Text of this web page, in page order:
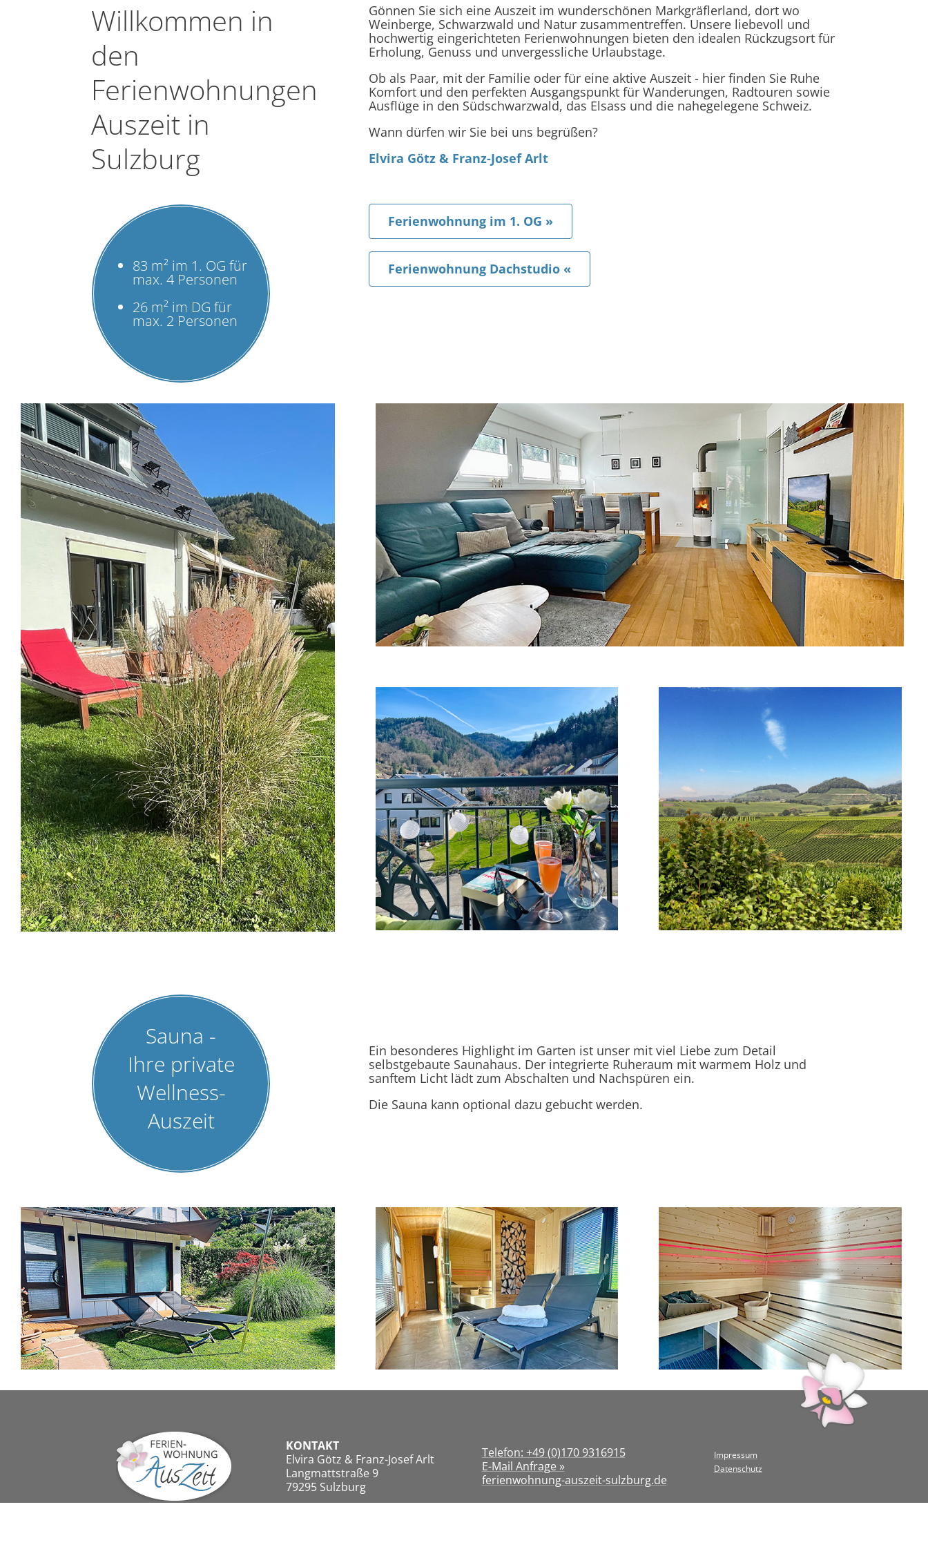
Willkommen in
den
Ferienwohnungen
Auszeit in
Sulzburg
83 m² im 1. OG für
max. 4 Personen
26 m² im DG für
max. 2 Personen
Gönnen Sie sich eine Auszeit im wunderschönen Markgräflerland, dort wo
Weinberge, Schwarzwald und Natur zusammentreffen. Unsere liebevoll und
hochwertig eingerichteten Ferienwohnungen bieten den idealen Rückzugsort für
Erholung, Genuss und unvergessliche Urlaubstage.
Ob als Paar, mit der Familie oder für eine aktive Auszeit - hier finden Sie Ruhe
Komfort und den perfekten Ausgangspunkt für Wanderungen, Radtouren sowie
Ausflüge in den Südschwarzwald, das Elsass und die nahegelegene Schweiz.
Wann dürfen wir Sie bei uns begrüßen?
Elvira Götz & Franz-Josef Arlt
Ferienwohnung im 1. OG »
Ferienwohnung Dachstudio «
Sauna -
Ihre private
Wellness-
Auszeit
Ein besonderes Highlight im Garten ist unser mit viel Liebe zum Detail
selbstgebaute Saunahaus. Der integrierte Ruheraum mit warmem Holz und
sanftem Licht lädt zum Abschalten und Nachspüren ein.
Die Sauna kann optional dazu gebucht werden.
KONTAKT
Elvira Götz & Franz-Josef Arlt
Langmattstraße 9
79295 Sulzburg
Telefon: +49 (0)170 9316915
E-Mail Anfrage »
ferienwohnung-auszeit-sulzburg.de
Impressum
Datenschutz